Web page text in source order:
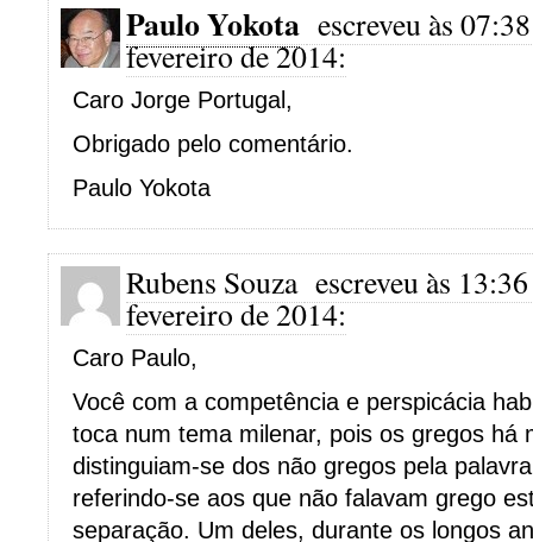
Paulo Yokota escreveu às
fevereiro de 2014:
Caro Jorge Portugal,
Obrigado pelo comentário.
Paulo Yokota
Rubens Souza escreveu às
fevereiro de 2014:
Caro Paulo,
Você com a competência e perspicácia
toca num tema milenar, pois os gregos há
distinguiam-se dos não gregos pela
referindo-se aos que não falavam grego
separação. Um deles, durante os longos